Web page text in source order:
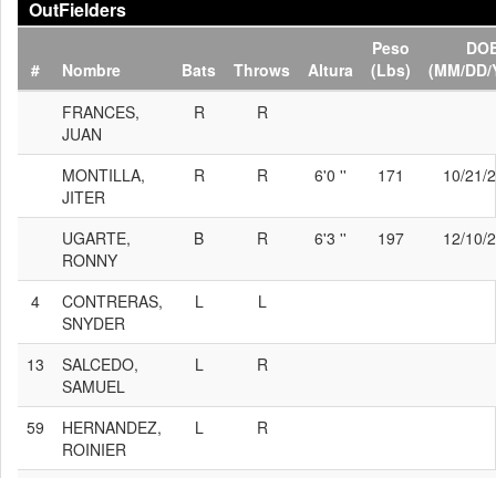
OutFielders
# Nombre Bats Throws Altura
Peso
(Lbs)
(MM/DD/
FRANCES,
JUAN
R R
MONTILLA,
JITER
R R 6'0 '' 171 10/21/
UGARTE,
RONNY
B R 6'3 '' 197 12/10/
4
CONTRERAS,
SNYDER
L L
13
SALCEDO,
SAMUEL
L R
59
HERNANDEZ,
ROINIER
L R